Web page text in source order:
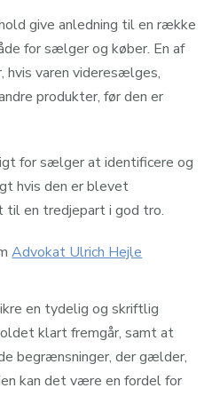
give anledning til en række
for sælger og køber. En af
hvis varen videresælges,
produkter, før den er
for sælger at identificere og
hvis den er blevet
en tredjepart i god tro.
Advokat Ulrich Hejle
en tydelig og skriftlig
klart fremgår, samt at
begrænsninger, der gælder,
kan det være en fordel for